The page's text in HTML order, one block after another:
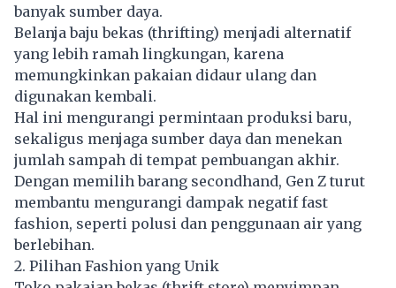
banyak sumber daya.
Belanja baju bekas (thrifting) menjadi alternatif
yang lebih ramah lingkungan, karena
memungkinkan pakaian didaur ulang dan
digunakan kembali.
Hal ini mengurangi permintaan produksi baru,
sekaligus menjaga sumber daya dan menekan
jumlah sampah di tempat pembuangan akhir.
Dengan memilih barang secondhand, Gen Z turut
membantu mengurangi dampak negatif fast
fashion, seperti polusi dan penggunaan air yang
berlebihan.
2. Pilihan Fashion yang Unik